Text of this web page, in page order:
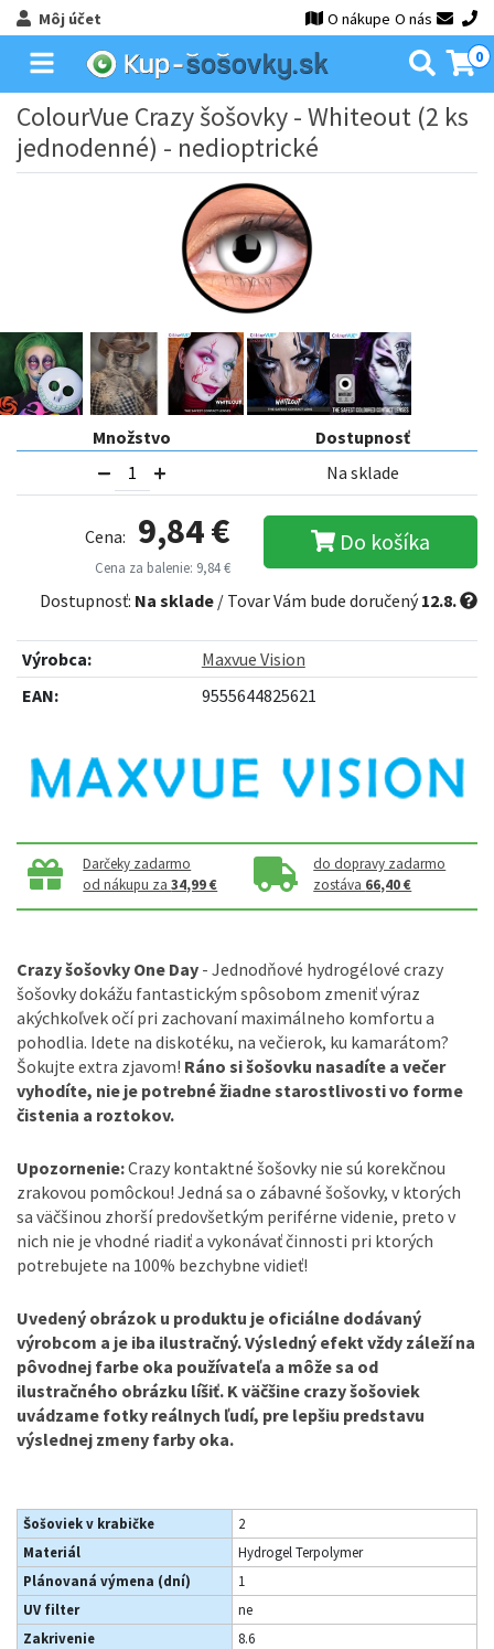
Môj účet O nákupe O nás
0
ColourVue Crazy šošovky - Whiteout (2 ks
jednodenné) - nedioptrické
Množstvo
Dostupnosť
Na sklade
Cena: 9,84 €
Cena za balenie: 9,84 €
Do košíka
Dostupnosť: Na sklade / Tovar Vám bude doručený12.8.
Výrobca:
Maxvue Vision
EAN:
9555644825621
Darčeky zadarmo
od nákupu za34,99 €
do dopravy zadarmo
zostáva 66,40 €
Crazy šošovky One Day - Jednodňové hydrogélové crazy
šošovky dokážu fantastickým spôsobom zmeniť výraz
akýchkoľvek očí pri zachovaní maximálneho komfortu a
pohodlia. Idete na diskotéku, na večierok, ku kamarátom?
Šokujte extra zjavom! Ráno si šošovku nasadíte a večer
vyhodíte, nie je potrebné žiadne starostlivosti vo forme
čistenia a roztokov.
Upozornenie:Crazy kontaktné šošovky nie sú korekčnou
zrakovou pomôckou! Jedná sa o zábavné šošovky, v ktorých
sa väčšinou zhorší predovšetkým periférne videnie, preto v
nich nie je vhodné riadiť a vykonávať činnosti pri ktorých
potrebujete na 100% bezchybne vidieť!
Uvedený obrázok u produktu je oficiálne dodávaný
výrobcom a je iba ilustračný. Výsledný efekt vždy záleží na
pôvodnej farbe oka používateľa a môže sa od
ilustračného obrázku líšiť. K väčšine crazy šošoviek
uvádzame fotky reálnych ľudí, pre lepšiu predstavu
výslednej zmeny farby oka.
Šošoviek v krabičke
2
Materiál
Hydrogel Terpolymer
Plánovaná výmena (dní)
1
UV filter
ne
Zakrivenie
8.6